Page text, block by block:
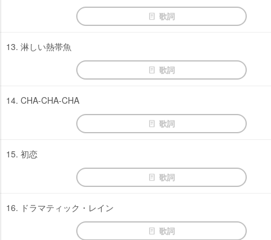
歌詞
13. 淋しい熱帯魚
歌詞
14. CHA-CHA-CHA
歌詞
15. 初恋
歌詞
16. ドラマティック・レイン
歌詞